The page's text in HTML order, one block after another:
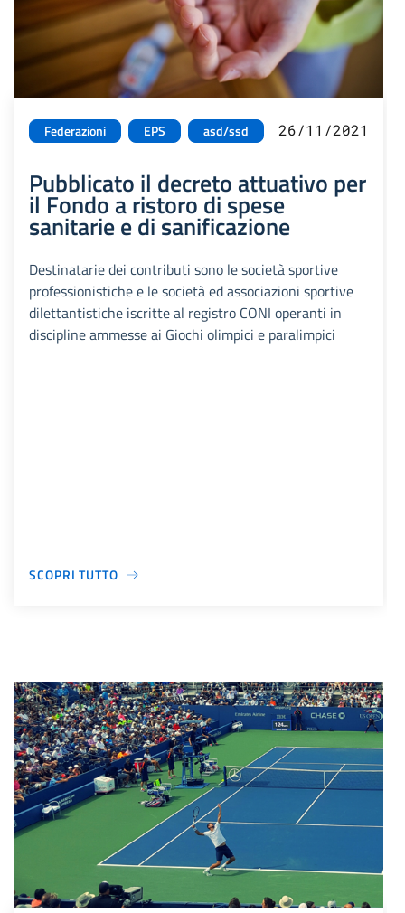
Federazioni EPS asd/ssd 26/11/2021
Pubblicato il decreto attuativo per
il Fondo a ristoro di spese
sanitarie e di sanificazione
Destinatarie dei contributi sono le società sportive
professionistiche e le società ed associazioni sportive
dilettantistiche iscritte al registro CONI operanti in
discipline ammesse ai Giochi olimpici e paralimpici
SCOPRI TUTTO